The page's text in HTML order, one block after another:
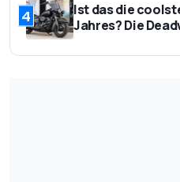
4
Ist das die
Jahres? Die